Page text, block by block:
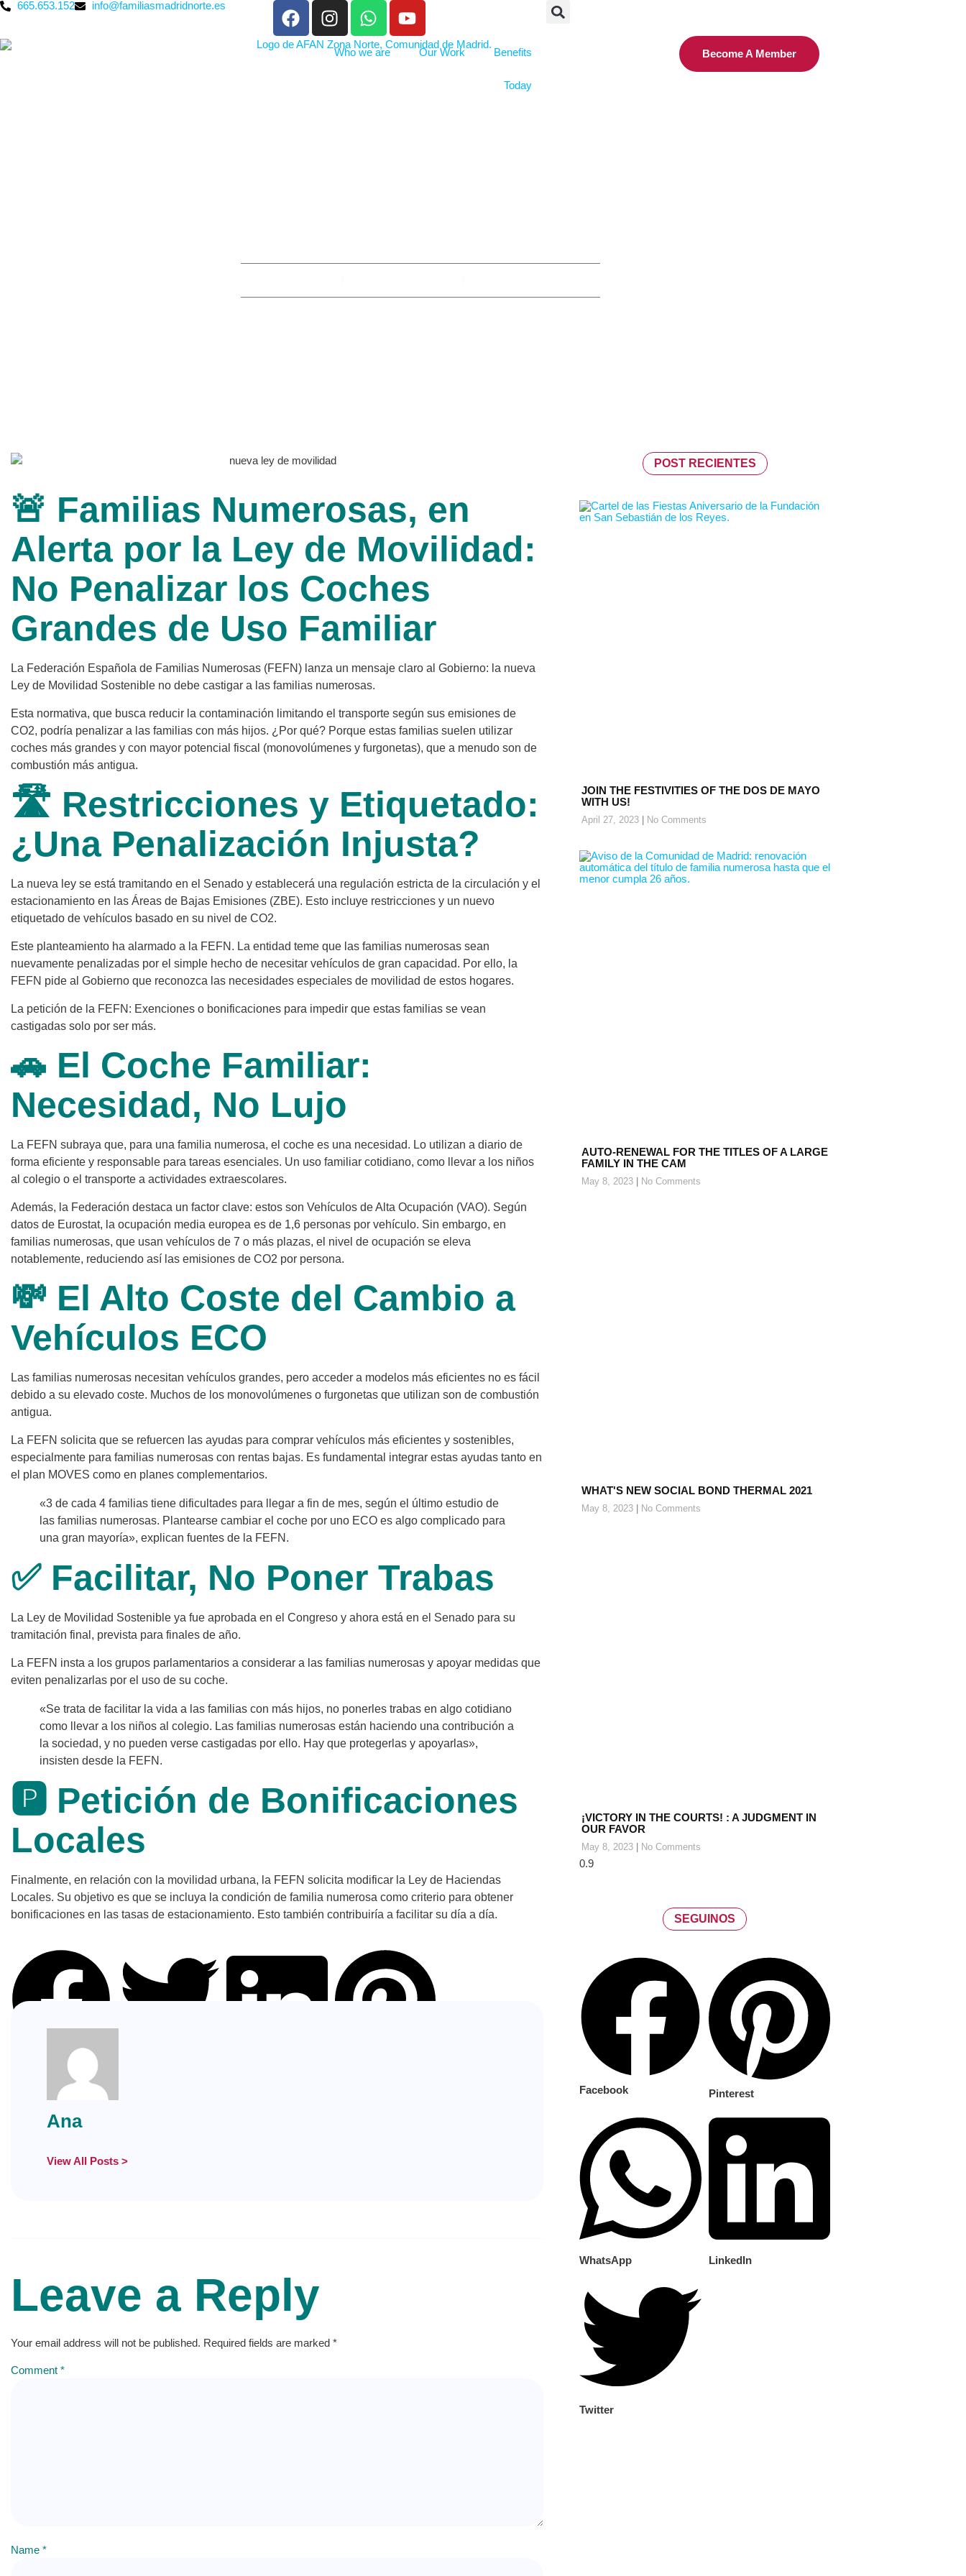
665.653.152 info@familiasmadridnorte.es
Who we are Our Work Benefits
Today
Become A Member
🚨 Familias Numerosas, en
Alerta por la Ley de Movilidad:
No Penalizar los Coches
Grandes de Uso Familiar
La Federación Española de Familias Numerosas (FEFN) lanza un mensaje claro al Gobierno: la nueva
Ley de Movilidad Sostenible no debe castigar a las familias numerosas.
Esta normativa, que busca reducir la contaminación limitando el transporte según sus emisiones de
CO2, podría penalizar a las familias con más hijos. ¿Por qué? Porque estas familias suelen utilizar
coches más grandes y con mayor potencial fiscal (monovolúmenes y furgonetas), que a menudo son de
combustión más antigua.
🛣️ Restricciones y Etiquetado:
¿Una Penalización Injusta?
La nueva ley se está tramitando en el Senado y establecerá una regulación estricta de la circulación y el
estacionamiento en las Áreas de Bajas Emisiones (ZBE). Esto incluye restricciones y un nuevo
etiquetado de vehículos basado en su nivel de CO2.
Este planteamiento ha alarmado a la FEFN. La entidad teme que las familias numerosas sean
nuevamente penalizadas por el simple hecho de necesitar vehículos de gran capacidad. Por ello, la
FEFN pide al Gobierno que reconozca las necesidades especiales de movilidad de estos hogares.
La petición de la FEFN: Exenciones o bonificaciones para impedir que estas familias se vean
castigadas solo por ser más.
🚗 El Coche Familiar:
Necesidad, No Lujo
La FEFN subraya que, para una familia numerosa, el coche es una necesidad. Lo utilizan a diario de
forma eficiente y responsable para tareas esenciales. Un uso familiar cotidiano, como llevar a los niños
al colegio o el transporte a actividades extraescolares.
Además, la Federación destaca un factor clave: estos son Vehículos de Alta Ocupación (VAO). Según
datos de Eurostat, la ocupación media europea es de 1,6 personas por vehículo. Sin embargo, en
familias numerosas, que usan vehículos de 7 o más plazas, el nivel de ocupación se eleva
notablemente, reduciendo así las emisiones de CO2 por persona.
💸 El Alto Coste del Cambio a
Vehículos ECO
Las familias numerosas necesitan vehículos grandes, pero acceder a modelos más eficientes no es fácil
debido a su elevado coste. Muchos de los monovolúmenes o furgonetas que utilizan son de combustión
antigua.
La FEFN solicita que se refuercen las ayudas para comprar vehículos más eficientes y sostenibles,
especialmente para familias numerosas con rentas bajas. Es fundamental integrar estas ayudas tanto en
el plan MOVES como en planes complementarios.
«3 de cada 4 familias tiene dificultades para llegar a fin de mes, según el último estudio de
las familias numerosas. Plantearse cambiar el coche por uno ECO es algo complicado para
una gran mayoría», explican fuentes de la FEFN.
✅ Facilitar, No Poner Trabas
La Ley de Movilidad Sostenible ya fue aprobada en el Congreso y ahora está en el Senado para su
tramitación final, prevista para finales de año.
La FEFN insta a los grupos parlamentarios a considerar a las familias numerosas y apoyar medidas que
eviten penalizarlas por el uso de su coche.
«Se trata de facilitar la vida a las familias con más hijos, no ponerles trabas en algo cotidiano
como llevar a los niños al colegio. Las familias numerosas están haciendo una contribución a
la sociedad, y no pueden verse castigadas por ello. Hay que protegerlas y apoyarlas»,
insisten desde la FEFN.
🅿️ Petición de Bonificaciones
Locales
Finalmente, en relación con la movilidad urbana, la FEFN solicita modificar la Ley de Haciendas
Locales. Su objetivo es que se incluya la condición de familia numerosa como criterio para obtener
bonificaciones en las tasas de estacionamiento. Esto también contribuiría a facilitar su día a día.
Ana
View All Posts >
Leave a Reply
Your email address will not be published. Required fields are marked *
Comment *
Name *
POST RECIENTES
JOIN THE FESTIVITIES OF THE DOS DE MAYO
WITH US!
April 27, 2023 No Comments
AUTO-RENEWAL FOR THE TITLES OF A LARGE
FAMILY IN THE CAM
May 8, 2023 No Comments
WHAT'S NEW SOCIAL BOND THERMAL 2021
May 8, 2023 No Comments
¡VICTORY IN THE COURTS! : A JUDGMENT IN
OUR FAVOR
May 8, 2023 No Comments
SEGUINOS
Facebook Pinterest
WhatsApp LinkedIn
Twitter